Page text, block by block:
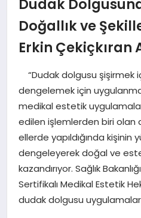
SAĞLIK
EKONOMI
MAGAZIN
EĞITIM
Dudak
Doğallık ve
Erkin Çekiçkıran
“Dudak dolgusu şişirmek
dengelemek için
medikal estetik
edilen işlemlerden biri olan
ellerde yapıldığında kişinin
dengeleyerek doğal ve
kazandırıyor. Sağlık
Sertifikalı Medikal Estetik
dudak dolgusu